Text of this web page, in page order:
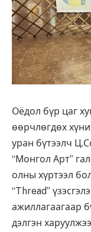
Оёдол бүр цаг
өөрчлөгдөх
уран бүтээлч
“Монгол Арт”
олны хүртээл
“Thread”
ажиллагаагаар
дэлгэн